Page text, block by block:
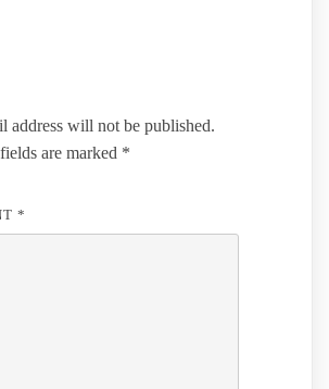
address will not be published.
are marked *
*